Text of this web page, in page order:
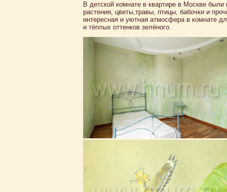
В детской комнате в квартире в Москве
растения, цветы,травы, птицы, бабочки и
интересная и уютная атмосфера в комнате
и тёплых оттенков зелёного.